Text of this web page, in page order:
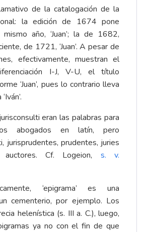
de la catalogación de la
la edición de 1674 pone
mismo año, ‘Juan’; la de 1682,
de 1721, ‘Juan’. A pesar de
efectivamente, muestran el
I-J, V-U, el título
‘Juan’, pues lo contrario lleva
eran las palabras para
abogados en latín, pero
jurisprudentes, prudentes, juries
Cf. Logeion,
s. v.
‘epigrama’ es una
cementerio, por ejemplo. Los
helenística (s. III a. C.), luego,
ya no con el fin de que